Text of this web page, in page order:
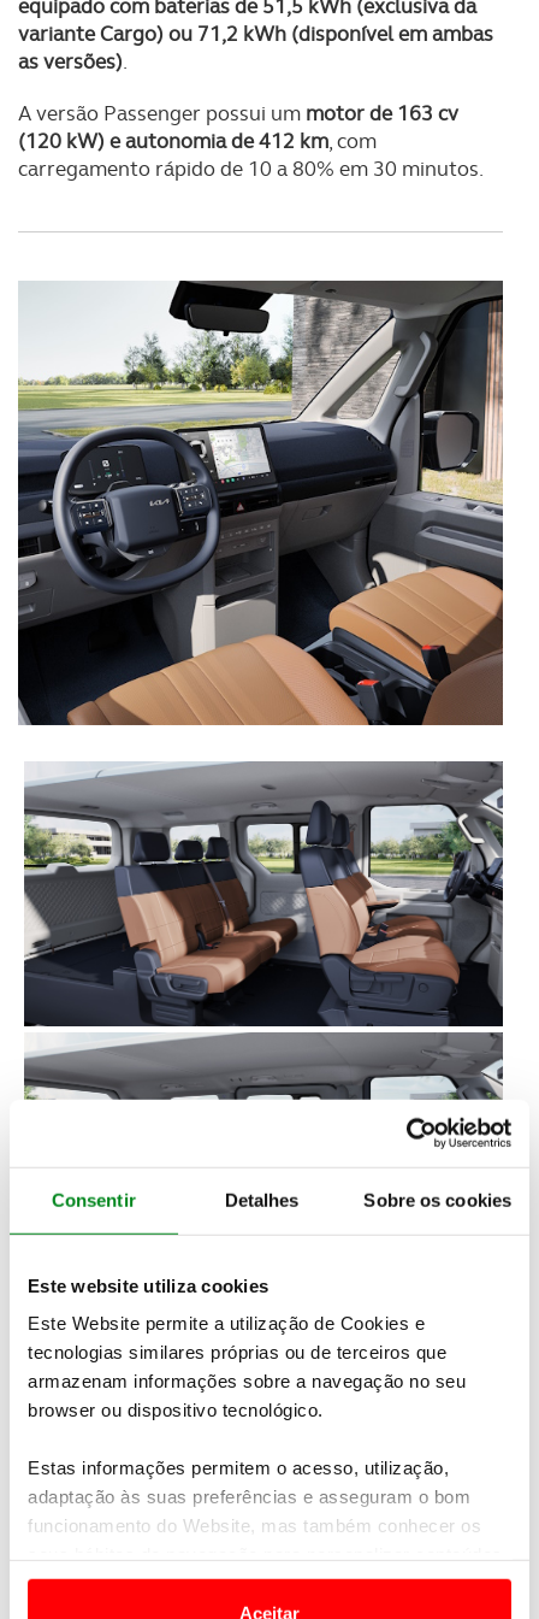
Consentir Detalhes Sobre os cookies
Este website utiliza cookies
Este Website permite a utilização de Cookies e
tecnologias similares próprias ou de terceiros que
armazenam informações sobre a navegação no seu
browser ou dispositivo tecnológico.
Estas informações permitem o acesso, utilização,
adaptação às suas preferências e asseguram o bom
funcionamento do Website, mas também conhecer os
e anúncios de modo a promover produtos e/ou serviços.
Aceitar
equipado com baterias de 51,5 kWh (exclusiva da
variante Cargo) ou 71,2 kWh (disponível em ambas
as versões).
A versão Passenger possui um motor de 163 cv
(120 kW) e autonomia de 412 km, com
carregamento rápido de 10 a 80% em 30 minutos.
Já a versão Cargo conta com duas motorizações, de
122 cv (89,4 kW) ou 163 cv (120 kW)
respetivamente.
O PV5 Passenger tem porta traseira elevatória,
bancos configuráveis e capacidade de carga entre
1320 e 2300 litros, estando ainda prevista uma